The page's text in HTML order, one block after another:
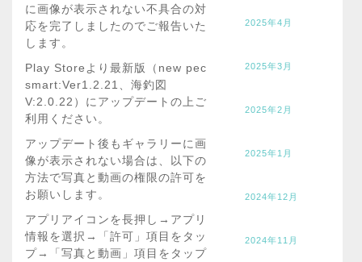
に画像が表示されない不具合の対
応を完了しましたのでご報告いた
します。
Play Storeより最新版（new pec
smart:Ver1.2.21、海釣図
V:2.0.22）にアップデートの上ご
利用ください。
アップデート後もギャラリーに画
像が表示されない場合は、以下の
方法で写真と動画の権限の許可を
お願いします。
アプリアイコンを長押し→アプリ
情報を選択→「許可」項目をタッ
プ→「写真と動画」項目をタップ
2025年4月
2025年3月
2025年2月
2025年1月
2024年12月
2024年11月